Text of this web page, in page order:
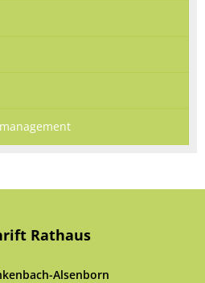
Rathaus
Alsenborn